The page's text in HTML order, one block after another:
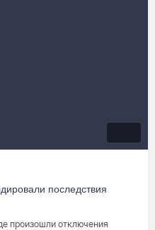
последствия
произошли отключения